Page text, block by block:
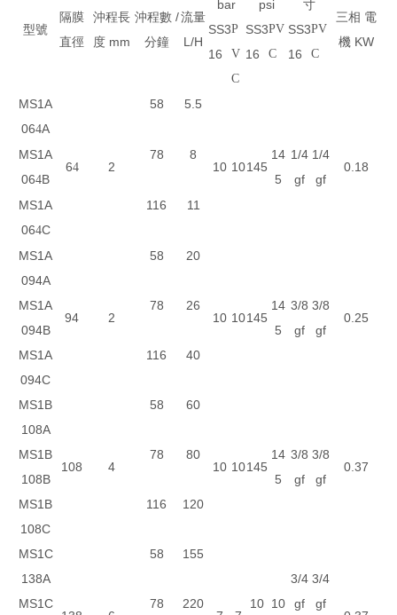
型號
隔膜
直徑
沖程長
度 mm
沖程數 /
分鐘
流量
L/H
寸
三相 電
機 KW
bar
psi
SS3
16
P
V
C
SS3
16
PV
C
SS3
16
PV
C
MS1A
064A
64 2
58 5.5
10 10145
14
5
1/4
gf
1/4
gf
0.18
MS1A
064B
78 8
MS1A
064C
116 11
MS1A
094A
94 2
58 20
10 10145
14
5
3/8
gf
3/8
gf
0.25
MS1A
094B
78 26
MS1A
094C
116 40
MS1B
108A
108 4
58 60
10 10145
14
5
3/8
gf
3/8
gf
0.37
MS1B
108B
78 80
MS1B
108C
116 120
MS1C
138A
58 155
10 10
3/4
gf
3/4
gf
MS1C
78 220